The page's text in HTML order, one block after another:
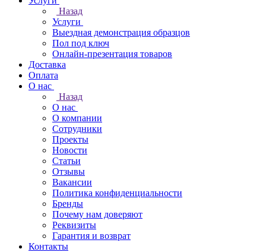
Назад
Услуги
Выездная демонстрация образцов
Пол под ключ
Онлайн-презентация товаров
Доставка
Оплата
О нас
Назад
О нас
О компании
Сотрудники
Проекты
Новости
Статьи
Отзывы
Вакансии
Политика конфиденциальности
Бренды
Почему нам доверяют
Реквизиты
Гарантия и возврат
Контакты